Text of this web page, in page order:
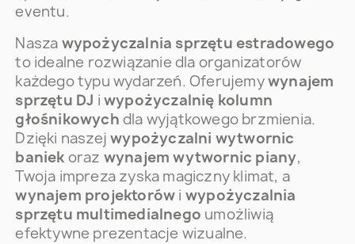
eventu.
Nasza wypożyczalnia sprzętu estradowego
to idealne rozwiązanie dla organizatorów
każdego typu wydarzeń. Oferujemywynajem
sprzętu DJ iwypożyczalnię kolumn
głośnikowych dla wyjątkowego brzmienia.
Dzięki naszejwypożyczalni wytwornic
baniek oraz wynajem wytwornic piany,
Twoja impreza zyska magiczny klimat, a
wynajem projektorów i wypożyczalnia
sprzętu multimedialnego umożliwią
efektywne prezentacje wizualne.